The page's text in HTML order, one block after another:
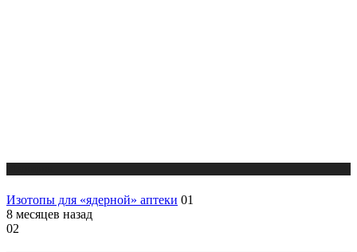
Изотопы для «ядерной» аптеки 01
8 месяцев назад
02